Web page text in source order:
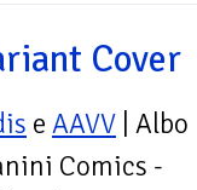
Cover
e AAVV | Albo
Comics -